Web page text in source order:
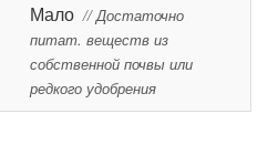
Мало // Достаточно
питат. веществ из
собственной почвы или
редкого удобрения